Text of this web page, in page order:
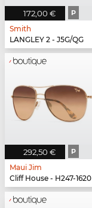
172,00 € P
Smith
LANGLEY 2 - J5G/QG
292,50 € P
Maui Jim
Cliff House - H247-1620